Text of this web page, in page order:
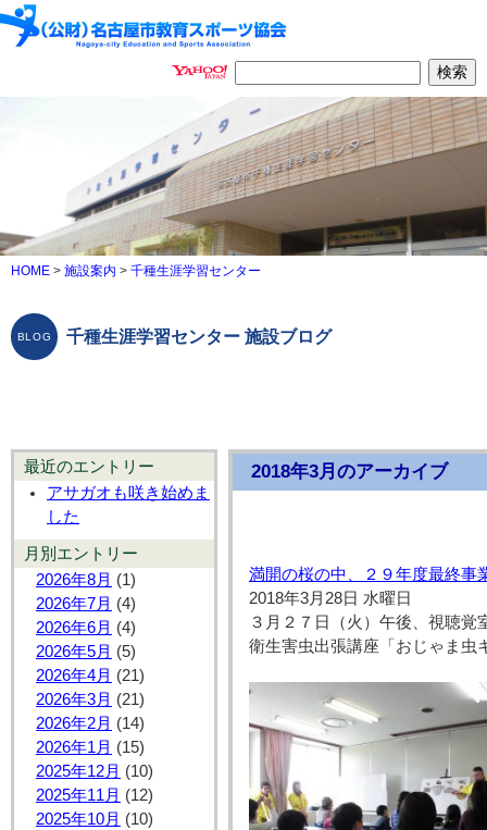
HOME > 施設案内 > 千種生涯学習センター
千種生涯学習センター 施設ブログ
最近のエントリー
アサガオも咲き始めま
した
月別エントリー
2026年8月 (1)
2026年7月 (4)
2026年6月 (4)
2026年5月 (5)
2026年4月 (21)
2026年3月 (21)
2026年2月 (14)
2026年1月 (15)
2025年12月 (10)
2025年11月 (12)
2025年10月 (10)
2018年3月のアーカイブ
満開の桜の中、２９年度最終事
2018年3月28日 水曜日
３月２７日（火）午後、視聴覚
衛生害虫出張講座「おじゃま虫